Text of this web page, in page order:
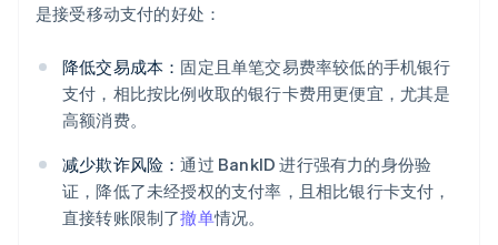
是接受移动支付的好处：
降低交易成本： 固定且单笔交易费率较低的手机银行
支付，相比按比例收取的银行卡费用更便宜，尤其是
高额消费。
减少欺诈风险：通过 BankID 进行强有力的身份验
证，降低了未经授权的支付率，且相比银行卡支付，
直接转账限制了撤单情况。